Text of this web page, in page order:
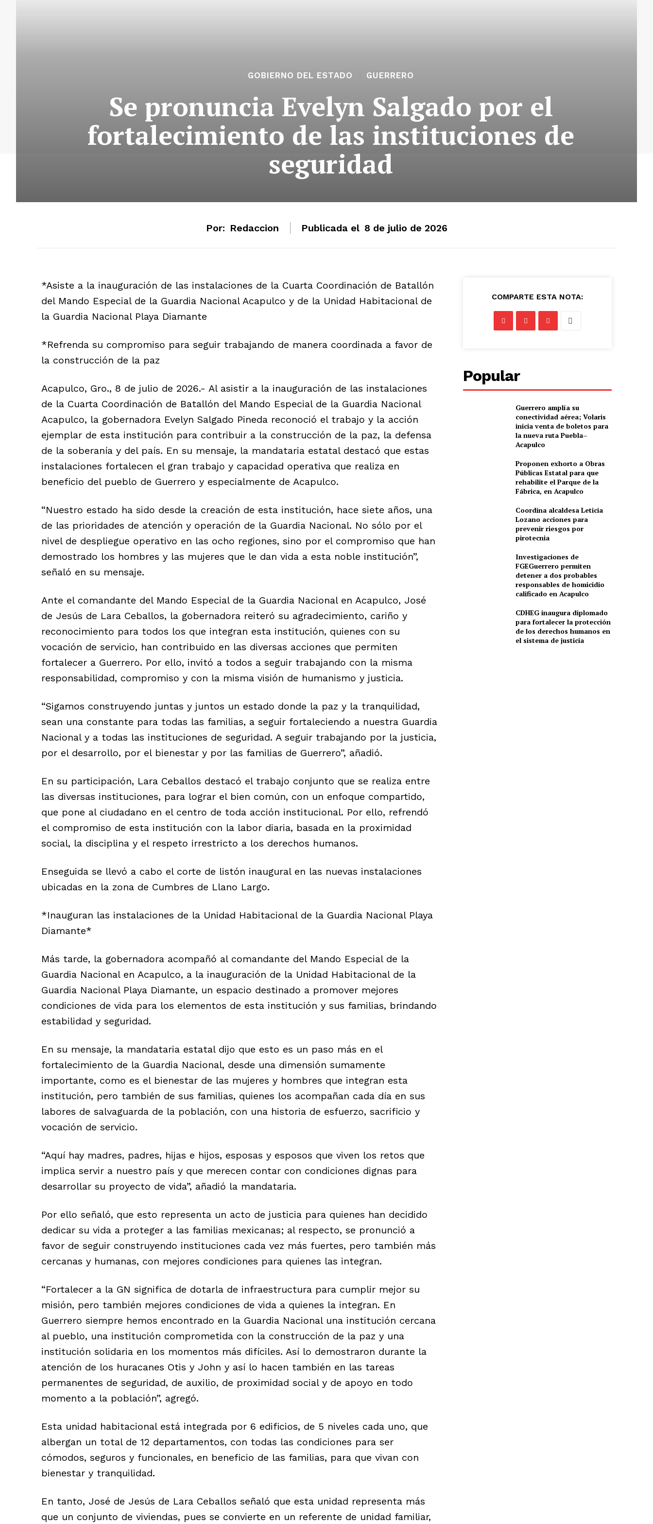
GOBIERNO DEL ESTADO GUERRERO
Se pronuncia Evelyn Salgado por el
fortalecimiento de las instituciones de
seguridad
Por: Redaccion Publicada el 8 de julio de 2026
*Asiste a la inauguración de las instalaciones de la Cuarta Coordinación de Batallón
del Mando Especial de la Guardia Nacional Acapulco y de la Unidad Habitacional de
la Guardia Nacional Playa Diamante
*Refrenda su compromiso para seguir trabajando de manera coordinada a favor de
la construcción de la paz
Acapulco, Gro., 8 de julio de 2026.- Al asistir a la inauguración de las instalaciones
de la Cuarta Coordinación de Batallón del Mando Especial de la Guardia Nacional
Acapulco, la gobernadora Evelyn Salgado Pineda reconoció el trabajo y la acción
ejemplar de esta institución para contribuir a la construcción de la paz, la defensa
de la soberanía y del país. En su mensaje, la mandataria estatal destacó que estas
instalaciones fortalecen el gran trabajo y capacidad operativa que realiza en
beneficio del pueblo de Guerrero y especialmente de Acapulco.
“Nuestro estado ha sido desde la creación de esta institución, hace siete años, una
de las prioridades de atención y operación de la Guardia Nacional. No sólo por el
nivel de despliegue operativo en las ocho regiones, sino por el compromiso que han
demostrado los hombres y las mujeres que le dan vida a esta noble institución”,
señaló en su mensaje.
Ante el comandante del Mando Especial de la Guardia Nacional en Acapulco, José
de Jesús de Lara Ceballos, la gobernadora reiteró su agradecimiento, cariño y
reconocimiento para todos los que integran esta institución, quienes con su
vocación de servicio, han contribuido en las diversas acciones que permiten
fortalecer a Guerrero. Por ello, invitó a todos a seguir trabajando con la misma
responsabilidad, compromiso y con la misma visión de humanismo y justicia.
“Sigamos construyendo juntas y juntos un estado donde la paz y la tranquilidad,
sean una constante para todas las familias, a seguir fortaleciendo a nuestra Guardia
Nacional y a todas las instituciones de seguridad. A seguir trabajando por la justicia,
por el desarrollo, por el bienestar y por las familias de Guerrero”, añadió.
En su participación, Lara Ceballos destacó el trabajo conjunto que se realiza entre
las diversas instituciones, para lograr el bien común, con un enfoque compartido,
que pone al ciudadano en el centro de toda acción institucional. Por ello, refrendó
el compromiso de esta institución con la labor diaria, basada en la proximidad
social, la disciplina y el respeto irrestricto a los derechos humanos.
Enseguida se llevó a cabo el corte de listón inaugural en las nuevas instalaciones
ubicadas en la zona de Cumbres de Llano Largo.
*Inauguran las instalaciones de la Unidad Habitacional de la Guardia Nacional Playa
Diamante*
Más tarde, la gobernadora acompañó al comandante del Mando Especial de la
Guardia Nacional en Acapulco, a la inauguración de la Unidad Habitacional de la
Guardia Nacional Playa Diamante, un espacio destinado a promover mejores
condiciones de vida para los elementos de esta institución y sus familias, brindando
estabilidad y seguridad.
En su mensaje, la mandataria estatal dijo que esto es un paso más en el
fortalecimiento de la Guardia Nacional, desde una dimensión sumamente
importante, como es el bienestar de las mujeres y hombres que integran esta
institución, pero también de sus familias, quienes los acompañan cada día en sus
labores de salvaguarda de la población, con una historia de esfuerzo, sacrificio y
vocación de servicio.
“Aquí hay madres, padres, hijas e hijos, esposas y esposos que viven los retos que
implica servir a nuestro país y que merecen contar con condiciones dignas para
desarrollar su proyecto de vida”, añadió la mandataria.
Por ello señaló, que esto representa un acto de justicia para quienes han decidido
dedicar su vida a proteger a las familias mexicanas; al respecto, se pronunció a
favor de seguir construyendo instituciones cada vez más fuertes, pero también más
cercanas y humanas, con mejores condiciones para quienes las integran.
“Fortalecer a la GN significa de dotarla de infraestructura para cumplir mejor su
misión, pero también mejores condiciones de vida a quienes la integran. En
Guerrero siempre hemos encontrado en la Guardia Nacional una institución cercana
al pueblo, una institución comprometida con la construcción de la paz y una
institución solidaria en los momentos más difíciles. Así lo demostraron durante la
atención de los huracanes Otis y John y así lo hacen también en las tareas
permanentes de seguridad, de auxilio, de proximidad social y de apoyo en todo
momento a la población”, agregó.
Esta unidad habitacional está integrada por 6 edificios, de 5 niveles cada uno, que
albergan un total de 12 departamentos, con todas las condiciones para ser
cómodos, seguros y funcionales, en beneficio de las familias, para que vivan con
bienestar y tranquilidad.
En tanto, José de Jesús de Lara Ceballos señaló que esta unidad representa más
que un conjunto de viviendas, pues se convierte en un referente de unidad familiar,
COMPARTE ESTA NOTA:
Popular
Guerrero amplía su
conectividad aérea; Volaris
inicia venta de boletos para
la nueva ruta Puebla–
Acapulco
Proponen exhorto a Obras
Públicas Estatal para que
rehabilite el Parque de la
Fábrica, en Acapulco
Coordina alcaldesa Leticia
Lozano acciones para
prevenir riesgos por
pirotecnia
Investigaciones de
FGEGuerrero permiten
detener a dos probables
responsables de homicidio
calificado en Acapulco
CDHEG inaugura diplomado
para fortalecer la protección
de los derechos humanos en
el sistema de justicia